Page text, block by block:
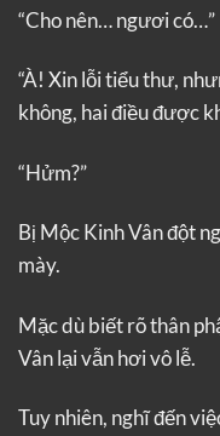
“Cho nên… ngươi có…”
“À! Xin lỗi tiểu thư,
không, hai điều được
“Hửm?”
Bị Mộc Kinh Vân đột
mày.
Mặc dù biết rõ thân
Vân lại vẫn hơi vô lễ.
Tuy nhiên, nghĩ đến